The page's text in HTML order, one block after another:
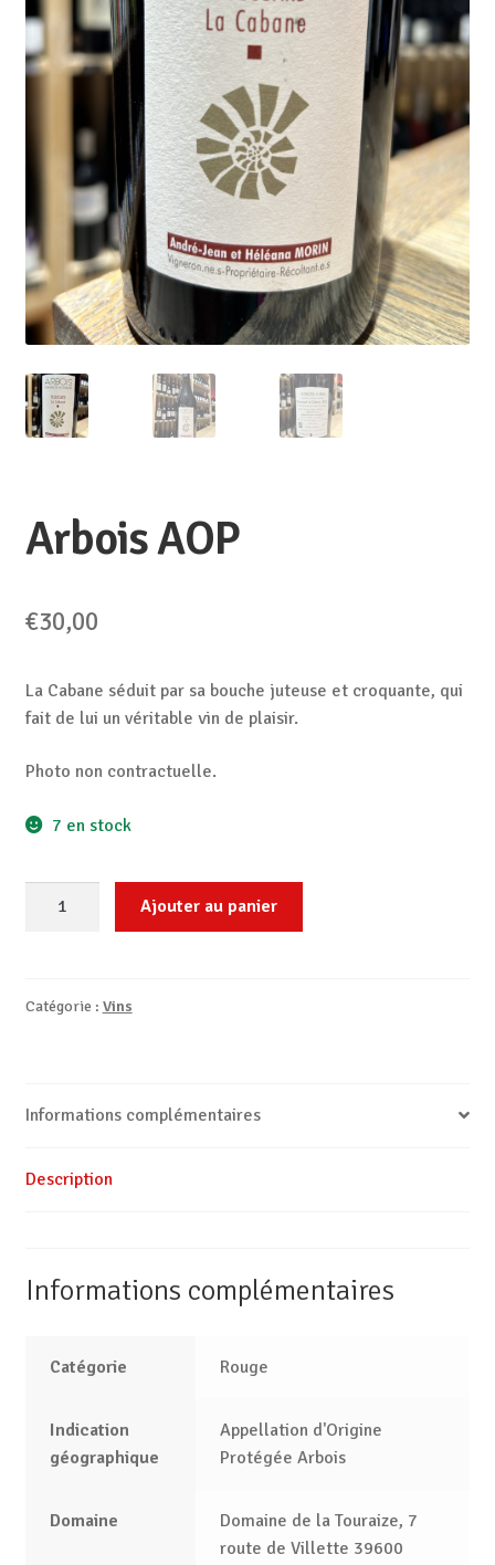
Arbois AOP
€30,00
La Cabane séduit par sa bouche juteuse et croquante, qui
fait de lui un véritable vin de plaisir.
Photo non contractuelle.
7 en stock
Ajouter au panier
Catégorie : Vins
Informations complémentaires
Description
Informations complémentaires
Catégorie Rouge
Indication
géographique
Appellation d'Origine
Protégée Arbois
Domaine
Domaine de la Touraize, 7
route de Villette 39600